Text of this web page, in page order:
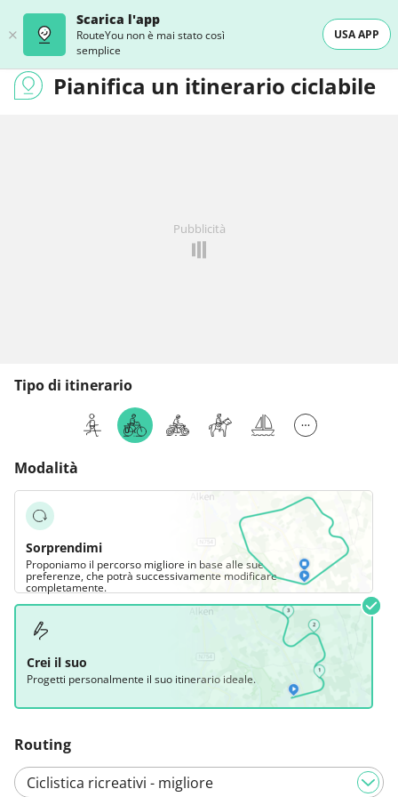
Scarica l'app
RouteYou non è mai stato così
semplice
USA APP
Pianifica un itinerario ciclabile
Pubblicità
Tipo di itinerario
Modalità
Sorprendimi
Proponiamo il percorso migliore in base alle sue
preferenze, che potrà successivamente modificare
completamente.
Crei il suo
Progetti personalmente il suo itinerario ideale.
Routing